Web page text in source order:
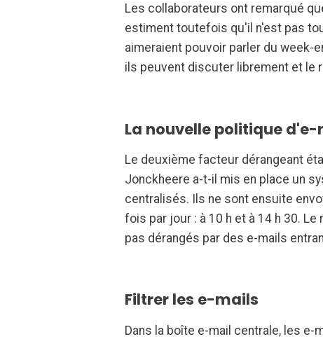
Les collaborateurs ont remarqué
estiment toutefois qu'il n'est pas
aimeraient pouvoir parler du week-
ils peuvent discuter librement et le
La nouvelle politique
Le deuxième facteur dérangeant
Jonckheere a-t-il mis en place un
centralisés. Ils ne sont ensuite
fois par jour : à 10 h et à 14 h 30.
pas dérangés par des e-mails
Filtrer les e-mails
Dans la boîte e-mail centrale, les